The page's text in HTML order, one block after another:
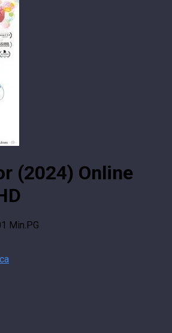
(2024) Online
Min.PG